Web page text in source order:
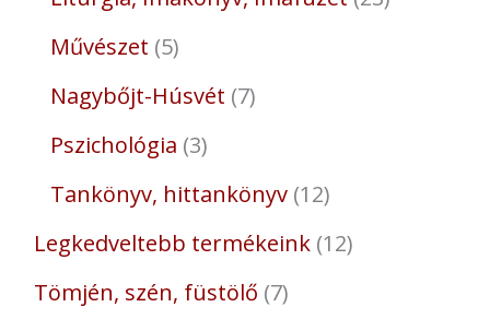
Művészet 5
Nagybőjt-Húsvét 7
Pszichológia 3
Tankönyv, hittankönyv 12
Legkedveltebb termékeink 12
Tömjén, szén, füstölő 7